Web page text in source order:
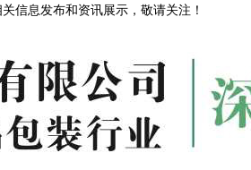
信息发布和资讯展示，敬请关注！